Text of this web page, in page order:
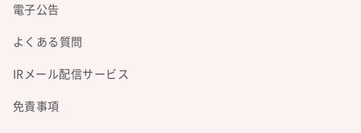
電子公告
よくある質問
IRメール配信サービス
免責事項